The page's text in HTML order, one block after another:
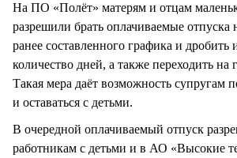
На ПО «Полёт» матерям и отцам
разрешили брать оплачиваемые отпуска
ранее составленного графика и дробить
количество дней, а также переходить на
Такая мера даёт возможность супругам
и оставаться с детьми.
В очередной оплачиваемый отпуск
работникам с детьми и в АО «Высокие